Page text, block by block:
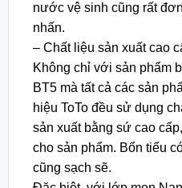
nước vệ sinh cũng rất
nhấn.
– Chất liệu sản xuất cao
Không chỉ với sản phẩm
BT5 mà tất cả các sản
hiệu ToTo đều sử dụng
sản xuất bằng sứ cao
cho sản phẩm. Bổn tiểu
cũng sạch sẽ.